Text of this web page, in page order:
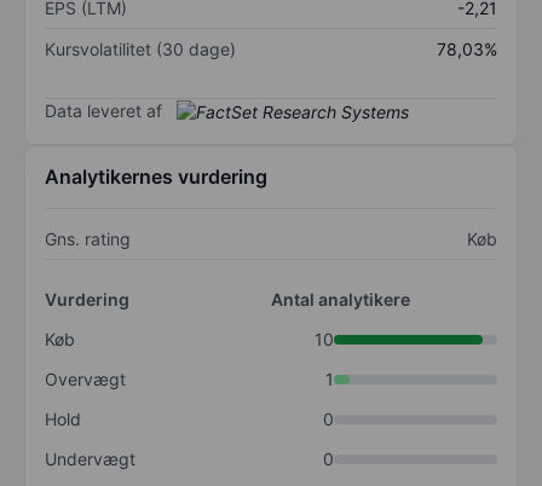
EPS (LTM)
-2,21
Kursvolatilitet (30 dage)
78,03%
Data leveret af
Analytikernes vurdering
Gns. rating Køb
Vurdering
Antal analytikere
Køb
10
Overvægt
1
Hold
0
Undervægt
0